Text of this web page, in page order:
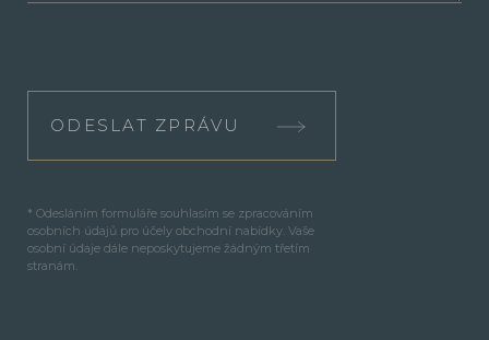
ODESLAT ZPRÁVU
* Odesláním formuláře souhlasím se zpracováním
osobních údajů pro účely obchodní nabídky. Vaše
osobní údaje dále neposkytujeme žádným třetím
stranám.